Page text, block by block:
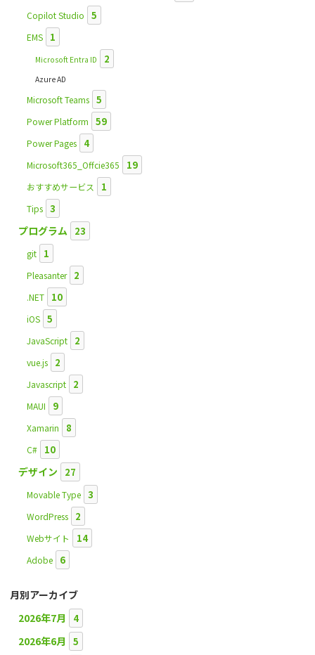
Copilot Studio 5
EMS 1
Microsoft Entra ID 2
Azure AD
Microsoft Teams 5
Power Platform 59
Power Pages 4
Microsoft365_Offcie365 19
おすすめサービス 1
Tips 3
プログラム 23
git 1
Pleasanter 2
.NET 10
iOS 5
JavaScript 2
vue.js 2
Javascript 2
MAUI 9
Xamarin 8
C# 10
デザイン 27
Movable Type 3
WordPress 2
Webサイト 14
Adobe 6
月別アーカイブ
2026年7月
4
2026年6月 5